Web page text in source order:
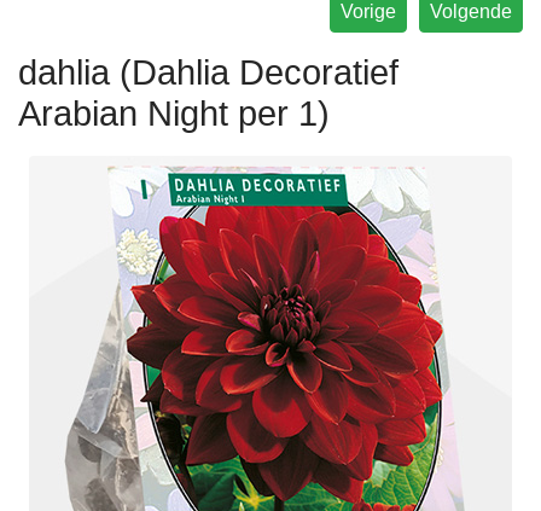
Volgende
Vorige
dahlia (Dahlia Decoratief
Arabian Night per 1)